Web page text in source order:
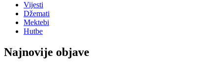
Vijesti
Džemati
Mektebi
Hutbe
Najnovije objave